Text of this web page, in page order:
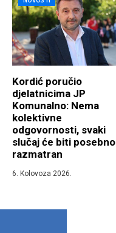
Kordić poručio
djelatnicima JP
Komunalno: Nema
kolektivne
odgovornosti, svaki
slučaj će biti posebno
razmatran
6. Kolovoza 2026.